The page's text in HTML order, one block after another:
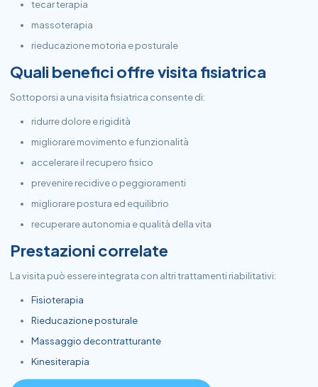
tecar terapia
massoterapia
rieducazione motoria e posturale
Quali benefici offre visita fisiatrica
Sottoporsi a una visita fisiatrica consente di:
ridurre dolore e rigidità
migliorare movimento e funzionalità
accelerare il recupero fisico
prevenire recidive o peggioramenti
migliorare postura ed equilibrio
recuperare autonomia e qualità della vita
Prestazioni correlate
La visita può essere integrata con altri trattamenti riabilitativi:
Fisioterapia
Rieducazione posturale
Massaggio decontratturante
Kinesiterapia